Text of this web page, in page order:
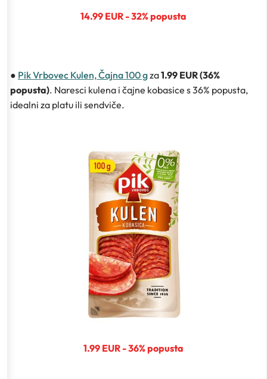
14.99 EUR - 32% popusta
● Pik Vrbovec Kulen, Čajna 100 gza1.99 EUR (36%
popusta). Naresci kulena i čajne kobasice s 36% popusta,
idealni za platu ili sendviče.
1.99 EUR - 36% popusta